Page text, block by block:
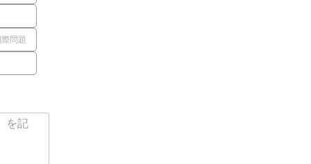
問題